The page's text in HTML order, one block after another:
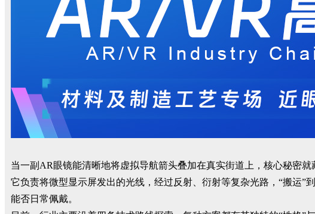
当一副AR眼镜能清晰地将虚拟导航箭头叠加在真实街道上，核心秘密
它负责将微型显示屏发出的光线，经过反射、衍射等复杂光路，“搬运
能否日常佩戴。